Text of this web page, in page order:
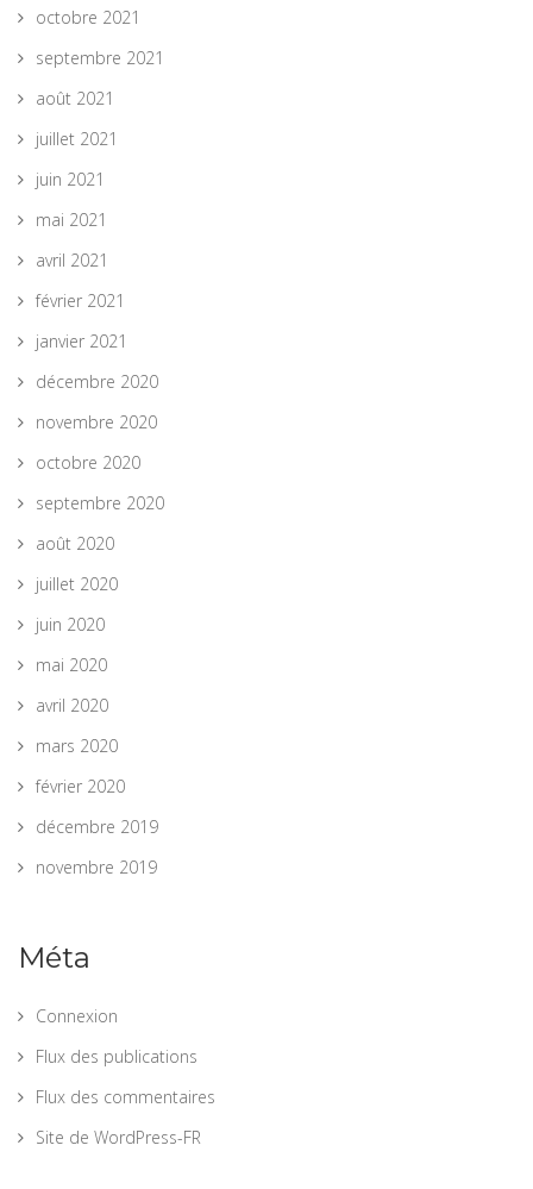
octobre 2021
septembre 2021
août 2021
juillet 2021
juin 2021
mai 2021
avril 2021
février 2021
janvier 2021
décembre 2020
novembre 2020
octobre 2020
septembre 2020
août 2020
juillet 2020
juin 2020
mai 2020
avril 2020
mars 2020
février 2020
décembre 2019
novembre 2019
Méta
Connexion
Flux des publications
Flux des commentaires
Site de WordPress-FR